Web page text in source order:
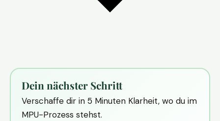
Dein nächster Schritt
Verschaffe dir in 5 Minuten Klarheit, wo du im
MPU-Prozess stehst.